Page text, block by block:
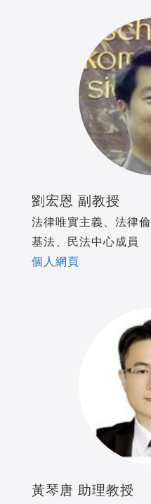
劉宏恩 副教授
法律唯實主義、法律
基法、民法中心成員
個人網頁
黃琴唐 助理教授